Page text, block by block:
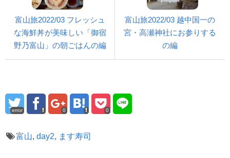
富山旅2022/03 フレッシュ
な海鮮丼が美味しい「御宿
野乃富山」の朝ごはんの編
富山旅2022/03 越中国一の
宮・高瀬神社にお参りする
の編
error 0 0
富山, day2, ます寿司